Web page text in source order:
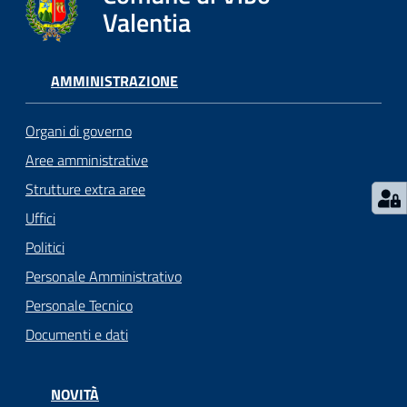
argomenti...
Seguici
su
Valentia
AMMINISTRAZIONE
Organi di governo
Aree amministrative
Strutture extra aree
Uffici
Politici
Personale Amministrativo
Personale Tecnico
Documenti e dati
NOVITÀ